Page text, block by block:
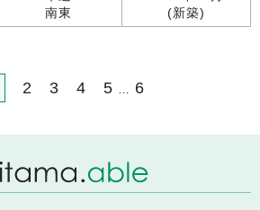
南東
(新築)
2 3 4 5 … 6